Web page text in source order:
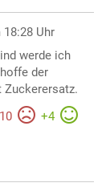
18:28 Uhr
werde ich
der
10 +4